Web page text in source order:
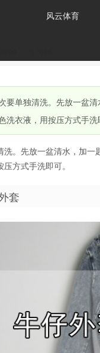
-
风云体育
要单独清洗。先放一盆
洗衣液，用按压方式手洗
洗。先放一盆清水，加
方式手洗即可。
套